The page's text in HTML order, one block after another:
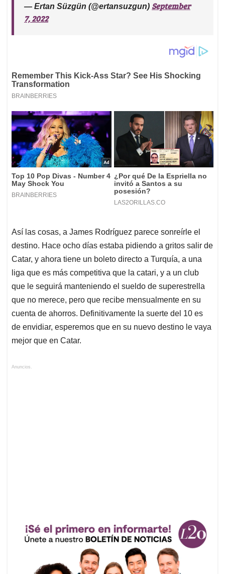
— Ertan Süzgün (@ertansuzgun) September
7, 2022
Así las cosas, a James Rodríguez parece sonreírle el
destino. Hace ocho días estaba pidiendo a gritos salir de
Catar, y ahora tiene un boleto directo a Turquía, a una
liga que es más competitiva que la catari, y a un club
que le seguirá manteniendo el sueldo de superestrella
que no merece, pero que recibe mensualmente en su
cuenta de ahorros. Definitivamente la suerte del 10 es
de envidiar, esperemos que en su nuevo destino le vaya
mejor que en Catar.
Anuncios.